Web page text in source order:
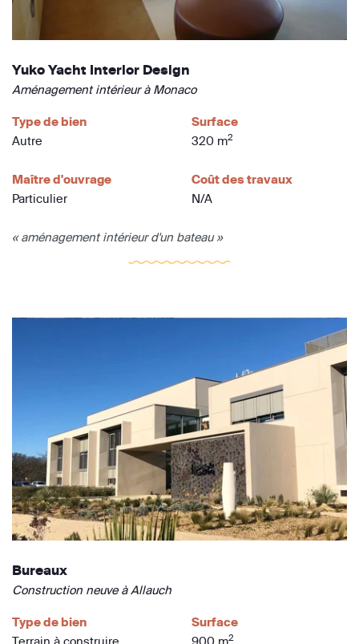
Yuko Yacht Interior Design
Aménagement intérieur à Monaco
Type de bien
Autre
Surface
320 m2
Maître d'ouvrage
Particulier
Coût des travaux
N/A
« aménagement intérieur d'un bateau »
Bureaux
Construction neuve à Allauch
Type de bien
Surface
2